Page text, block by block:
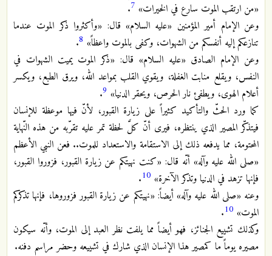
«من ارتقب الموت سارع في الخيرات» 7
.
وعن الإمام أمير المؤمنين «عليه السلام» قال: «وأكثروا ذكر الموت عندما
تنازعكم إليه أنفسكم من الشهوات، وكفى بالموت واعظاً» 8
.
وعن الإمام الصادق «عليه السلام» قال: «ذكر الموت يميت الشهوات في
النفس، ويقلع منابت الغفلة، ويقوي القلب بمواعد الله، ويرق الطبع، ويكسر
أعلام الهوى، ويطفئ نار الحرص، ويحقر الدنيا» 9
.
كما ورد الحثّ والتأكيد كثيراً على زيارة القبور، لأنّ فيها موعظة للإنسان
فيتذكّر المصير الذي ينتظره، فيرى أنّ كلَّ لحظة تمر عليه تقرّبه من هذه النّهاية
المحتومة، مما يدفعه ذلك إلى الاستقامة والاستعداد للموت.. فعن النبي الأعظم
«صلى الله عليه وآله» أنّه قال: «كنت نهيتكم عن زيارة القبور، فزوروا القبور،
فإنها تزهد في الدنيا وتذكر الآخرة» 10
.
وعنه «صلى الله عليه وآله» أيضاً: «نهيتكم عن زيارة القبور فزوروها، فإنها تذكركم
الموت» 10
.
وكذلك تشييع الجنائز، فهو أيضاً مما يلفت نظر العبد إلى الموت، وأنّه سيكون
مصيره يوماً ما كمصير هذا الإنسان الذي شارك في تشييعه وحضر مراسم دفنه.